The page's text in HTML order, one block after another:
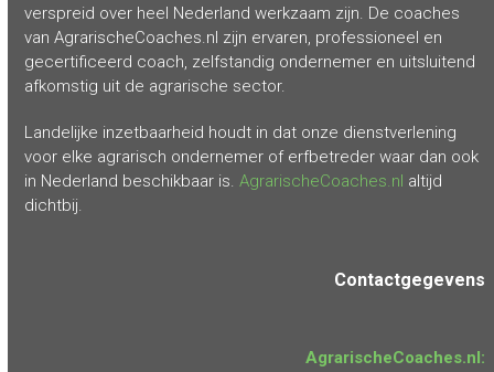
verspreid over heel Nederland werkzaam zijn. De coaches
van AgrarischeCoaches.nl zijn ervaren, professioneel en
gecertificeerd coach, zelfstandig ondernemer en uitsluitend
afkomstig uit de agrarische sector.
Landelijke inzetbaarheid houdt in dat onze dienstverlening
voor elke agrarisch ondernemer of erfbetreder waar dan ook
in Nederland beschikbaar is.AgrarischeCoaches.nl altijd
dichtbij.
Contactgegevens
AgrarischeCoaches.nl: